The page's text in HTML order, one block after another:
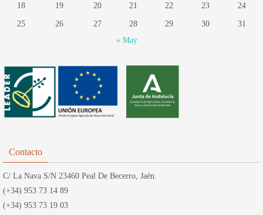
18 19 20 21 22 23 24
25 26 27 28 29 30
31
« May
Contacto
C/ La Nava S/N 23460 Peal De Becerro, Jaén.
(+34) 953 73 14 89
(+34) 953 73 19 03